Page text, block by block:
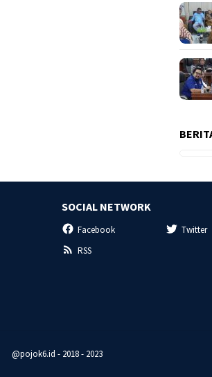
SOCIAL NETWORK
Facebook Twitter
RSS
@pojok6.id - 2018 - 2023